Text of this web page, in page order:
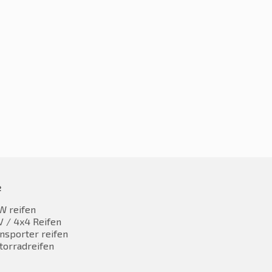
100H
reifen
/ 4x4 Reifen
reifen